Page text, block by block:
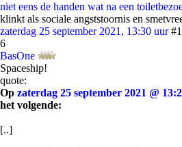
niet eens de handen wat na een
klinkt als sociale angststoornis en
zaterdag 25 september 2021, 13:30 uur
6
BasOne
Spaceship!
quote:
Op zaterdag 25 september 2021 @
het volgende:
[..]